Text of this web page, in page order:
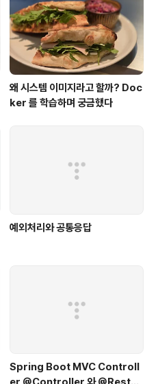
왜 시스템 이미지라고 할까? Doc
ker 를 학습하며 궁금했다
예외처리와 공통응답
Spring Boot MVC Controll